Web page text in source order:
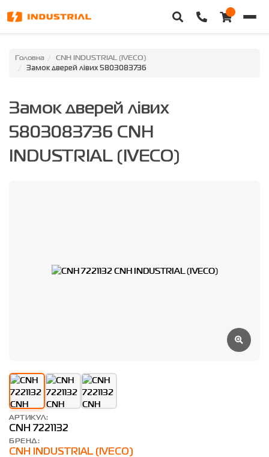
Головна
Категорії
Головна CNH INDUSTRIAL (IVECO)
Замок дверей лівих 5803083736
Замок дверей лівих
5803083736 CNH
INDUSTRIAL (IVECO)
АРТИКУЛ:
CNH 7221132
БРЕНД:
CNH INDUSTRIAL (IVECO)